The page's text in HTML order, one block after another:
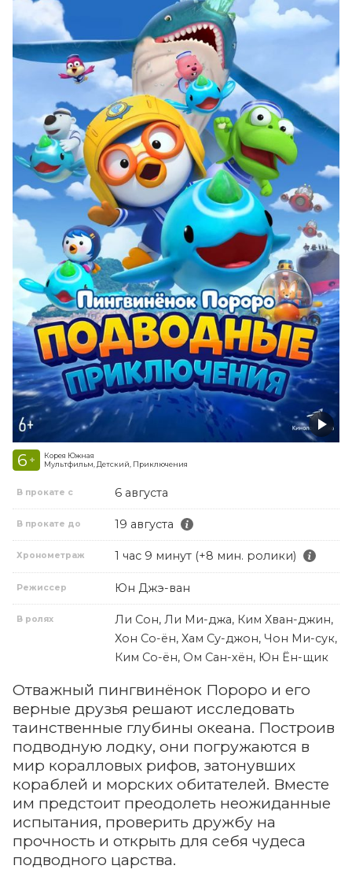
6 +
Корея Южная
Мультфильм, Детский, Приключения
В прокате с 6 августа
В прокате до 19 августа
Хронометраж 1 час 9 минут (+8 мин. ролики)
Режиссер Юн Джэ-ван
В ролях
Ли Сон, Ли Ми-джа, Ким Хван-джин,
Хон Со-ён, Хам Су-джон, Чон Ми-сук,
Ким Со-ён, Ом Сан-хён, Юн Ён-щик
Отважный пингвинёнок Пороро и его
верные друзья решают исследовать
таинственные глубины океана. Построив
подводную лодку, они погружаются в
мир коралловых рифов, затонувших
кораблей и морских обитателей. Вместе
им предстоит преодолеть неожиданные
испытания, проверить дружбу на
прочность и открыть для себя чудеса
подводного царства.